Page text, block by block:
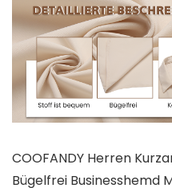
COOFANDY Herren
Bügelfrei Businesshemd